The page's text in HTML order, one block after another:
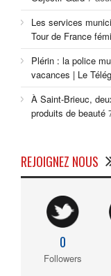
Les services
Tour de France
Plérin : la police
vacances | Le
À Saint-Brieuc,
produits de beauté
REJOIGNEZ NOUS
0
Followers